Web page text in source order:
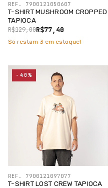
T-SHIRT MUSHROOM CROPPED
TAPIOCA
R$77,40
R$129,00
REF. 7900121050607
Só restam 3 em estoque!
T-SHIRT LOST CREW TAPIOCA
REF. 7900121097077
-40%